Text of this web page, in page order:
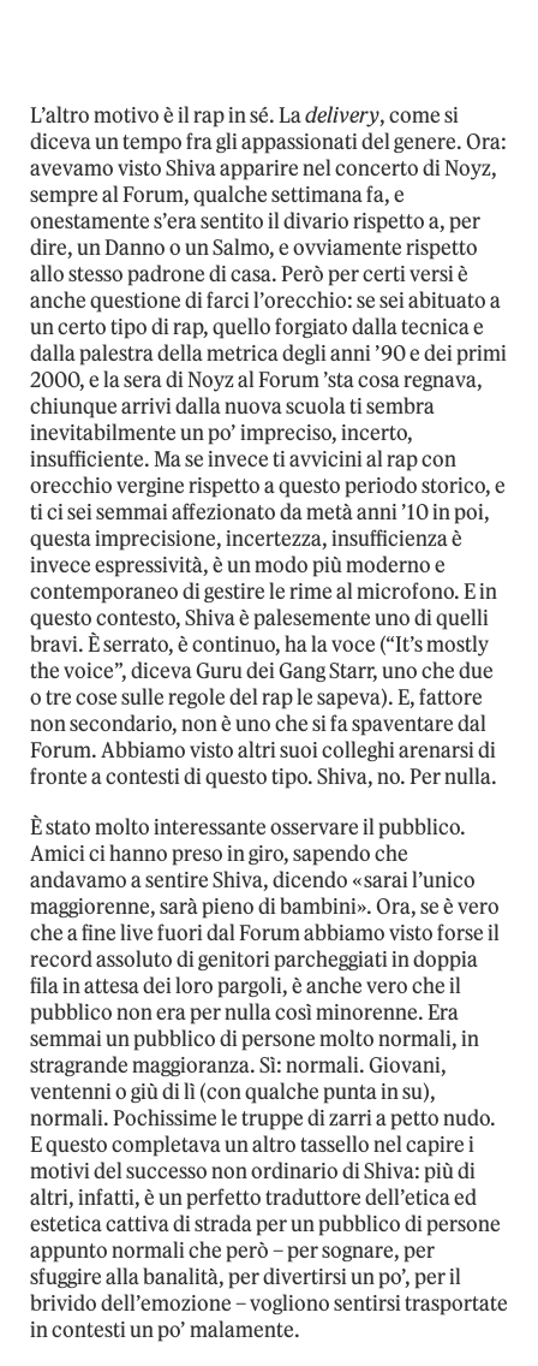
L’altro motivo è il rap in sé. Ladelivery, come si
diceva un tempo fra gli appassionati del genere. Ora:
avevamo visto Shiva apparire nel concerto di Noyz,
sempre al Forum, qualche settimana fa, e
onestamente s’era sentito il divario rispetto a, per
dire, un Danno o un Salmo, e ovviamente rispetto
allo stesso padrone di casa. Però per certi versi è
anche questione di farci l’orecchio: se sei abituato a
un certo tipo di rap, quello forgiato dalla tecnica e
dalla palestra della metrica degli anni ’90 e dei primi
2000, e la sera di Noyz al Forum ’sta cosa regnava,
chiunque arrivi dalla nuova scuola ti sembra
inevitabilmente un po’ impreciso, incerto,
insufficiente. Ma se invece ti avvicini al rap con
orecchio vergine rispetto a questo periodo storico, e
ti ci sei semmai affezionato da metà anni ’10 in poi,
questa imprecisione, incertezza, insufficienza è
invece espressività, è un modo più moderno e
contemporaneo di gestire le rime al microfono. E in
questo contesto, Shiva è palesemente uno di quelli
bravi. È serrato, è continuo, ha la voce (“It’s mostly
the voice”, diceva Guru dei Gang Starr, uno che due
o tre cose sulle regole del rap le sapeva). E, fattore
non secondario, non è uno che si fa spaventare dal
Forum. Abbiamo visto altri suoi colleghi arenarsi di
fronte a contesti di questo tipo. Shiva, no. Per nulla.
È stato molto interessante osservare il pubblico.
Amici ci hanno preso in giro, sapendo che
andavamo a sentire Shiva, dicendo «sarai l’unico
maggiorenne, sarà pieno di bambini». Ora, se è vero
che a fine live fuori dal Forum abbiamo visto forse il
record assoluto di genitori parcheggiati in doppia
fila in attesa dei loro pargoli, è anche vero che il
pubblico non era per nulla così minorenne. Era
semmai un pubblico di persone molto normali, in
stragrande maggioranza. Sì: normali. Giovani,
ventenni o giù di lì (con qualche punta in su),
normali. Pochissime le truppe di zarri a petto nudo.
E questo completava un altro tassello nel capire i
motivi del successo non ordinario di Shiva: più di
altri, infatti, è un perfetto traduttore dell’etica ed
estetica cattiva di strada per un pubblico di persone
appunto normali che però – per sognare, per
sfuggire alla banalità, per divertirsi un po’, per il
brivido dell’emozione – vogliono sentirsi trasportate
in contesti un po’ malamente.